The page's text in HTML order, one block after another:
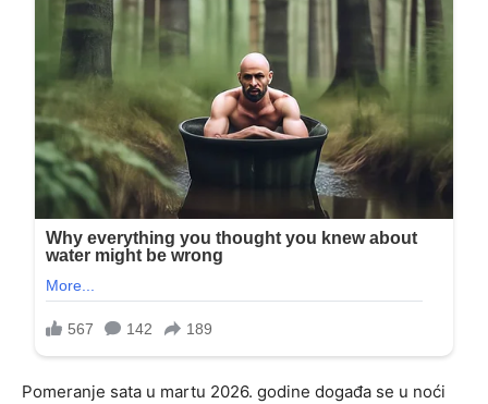
Pomeranje sata u martu 2026. godine događa se u noći